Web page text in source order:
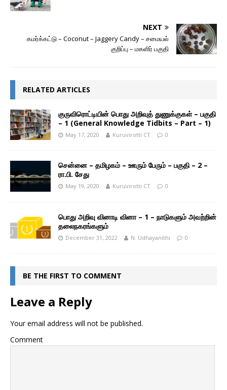
NEXT
கமர்க்கட்டு – Coconut – Jaggery Candy – சமையல்
குறிப்பு – மகளிர் பகுதி
RELATED ARTICLES
குருவிரொட்டியின் பொது அறிவுத் துணுக்குகள் – பகுதி
– 1 (General Knowledge Tidbits – Part – 1)
May 17, 2020 Kuruvirotti CT 0
சென்னை – தமிழகம் – ஊரும் பேரும் – பகுதி – 2 –
ரா.பி. சேது
May 19, 2020 Kuruvirotti CT 0
பொது அறிவு வினாடி வினா – 1 – நாடுகளும் அவற்றின்
தலைநகரங்களும்
December 31, 2022 N. Udhayanithi 0
BE THE FIRST TO COMMENT
Leave a Reply
Your email address will not be published.
Comment